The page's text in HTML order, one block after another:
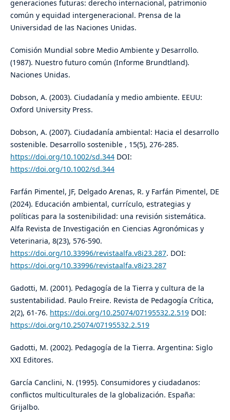
generaciones futuras: derecho internacional, patrimonio
común y equidad intergeneracional. Prensa de la
Universidad de las Naciones Unidas.
Comisión Mundial sobre Medio Ambiente y Desarrollo.
(1987). Nuestro futuro común (Informe Brundtland).
Naciones Unidas.
Dobson, A. (2003). Ciudadanía y medio ambiente. EEUU:
Oxford University Press.
Dobson, A. (2007). Ciudadanía ambiental: Hacia el desarrollo
sostenible. Desarrollo sostenible , 15(5), 276-285.
https://doi.org/10.1002/sd.344DOI:
https://doi.org/10.1002/sd.344
Farfán Pimentel, JF, Delgado Arenas, R. y Farfán Pimentel, DE
(2024). Educación ambiental, currículo, estrategias y
políticas para la sostenibilidad: una revisión sistemática.
Alfa Revista de Investigación en Ciencias Agronómicas y
Veterinaria, 8(23), 576-590.
https://doi.org/10.33996/revistaalfa.v8i23.287. DOI:
https://doi.org/10.33996/revistaalfa.v8i23.287
Gadotti, M. (2001). Pedagogía de la Tierra y cultura de la
sustentabilidad. Paulo Freire. Revista de Pedagogía Crítica,
2(2), 61-76. https://doi.org/10.25074/07195532.2.519DOI:
https://doi.org/10.25074/07195532.2.519
Gadotti, M. (2002). Pedagogía de la Tierra. Argentina: Siglo
XXI Editores.
García Canclini, N. (1995). Consumidores y ciudadanos:
conflictos multiculturales de la globalización. España:
Grijalbo.